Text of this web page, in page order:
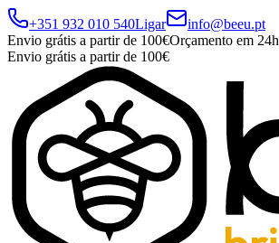
+351 932 010 540Ligar
info@beeu.pt
Envio grátis a partir de 100€Orçamento em 24h
Envio grátis a partir de 100€